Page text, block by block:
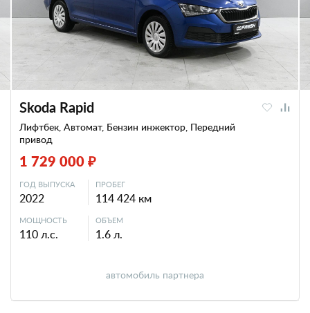
Skoda Rapid
Лифтбек, Автомат, Бензин инжектор, Передний
привод
1 729 000 ₽
ГОД ВЫПУСКА
2022
ПРОБЕГ
114 424 км
МОЩНОСТЬ
110 л.с.
ОБЪЕМ
1.6 л.
автомобиль партнера